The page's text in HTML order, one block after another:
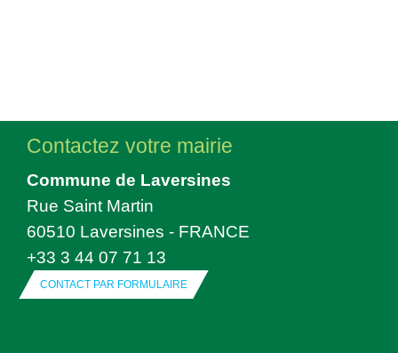
Contactez votre mairie
Commune de Laversines
Rue Saint Martin
60510 Laversines - FRANCE
+33 3 44 07 71 13
CONTACT PAR FORMULAIRE